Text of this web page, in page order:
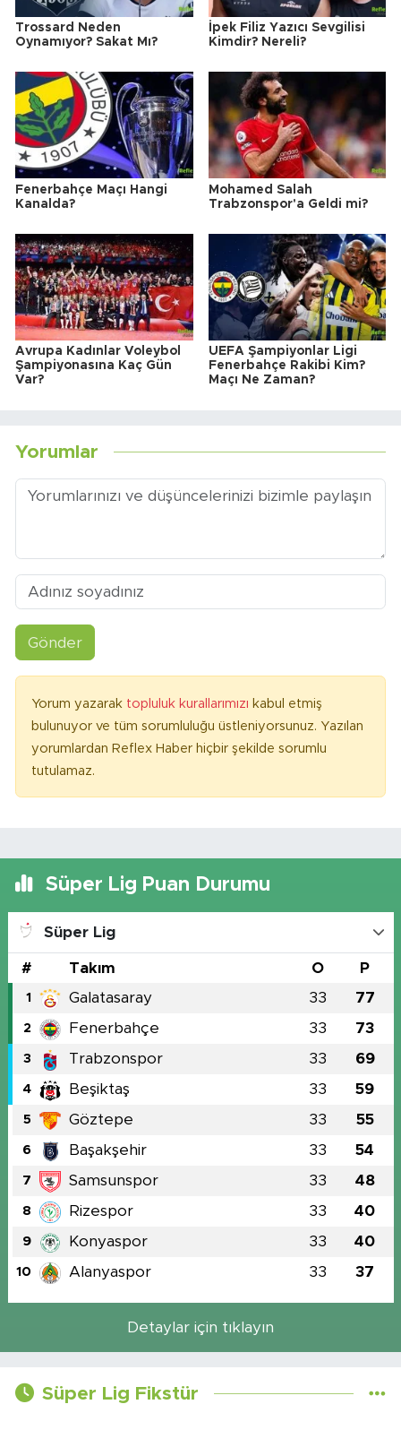
Trossard Neden
Oynamıyor? Sakat Mı?
İpek Filiz Yazıcı Sevgilisi
Kimdir? Nereli?
Fenerbahçe Maçı Hangi
Kanalda?
Mohamed Salah
Trabzonspor'a Geldi mi?
Avrupa Kadınlar Voleybol
Şampiyonasına Kaç Gün
Var?
UEFA Şampiyonlar Ligi
Fenerbahçe Rakibi Kim?
Maçı Ne Zaman?
Yorumlar
Gönder
Yorum yazarak topluluk kurallarımızı kabul etmiş
bulunuyor ve tüm sorumluluğu üstleniyorsunuz. Yazılan
yorumlardan Reflex Haber hiçbir şekilde sorumlu
tutulamaz.
Süper Lig Puan Durumu
Süper Lig
# Takım O P
1 Galatasaray 33 77
2 Fenerbahçe 33 73
3 Trabzonspor 33 69
4 Beşiktaş 33 59
5 Göztepe 33 55
6 Başakşehir 33 54
7 Samsunspor 33 48
8 Rizespor 33 40
9 Konyaspor 33 40
10 Alanyaspor 33 37
Detaylar için tıklayın
Süper Lig Fikstür